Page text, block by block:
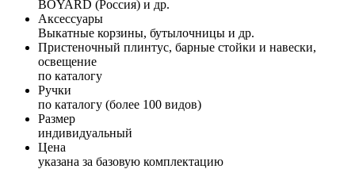
BOYARD (Россия) и др.
Аксессуары
Выкатные корзины, бутылочницы и др.
Пристеночный плинтус, барные стойки и навески,
освещение
по каталогу
Ручки
по каталогу (более 100 видов)
Размер
индивидуальный
Цена
указана за базовую комплектацию